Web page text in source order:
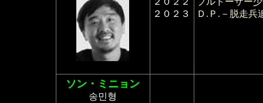
２０２３
Ｄ.Ｐ.－脱走兵
ソン・ミニョン
송민형